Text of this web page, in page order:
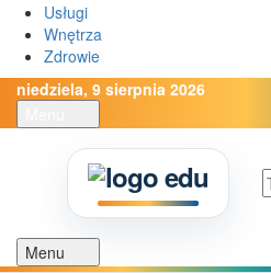
Usługi
Wnętrza
Zdrowie
niedziela, 9 sierpnia 2026
Menu